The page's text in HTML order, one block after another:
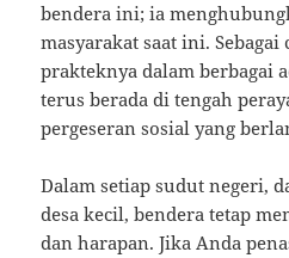
bendera ini; ia
masyarakat saat ini.
prakteknya dalam berbagai
terus berada di tengah
pergeseran sosial yang
Dalam setiap sudut negeri,
desa kecil, bendera tetap
dan harapan. Jika Anda